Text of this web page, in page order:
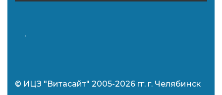
© ИЦЗ "Витасайт" 2005-2026 гг. г. Челябинск